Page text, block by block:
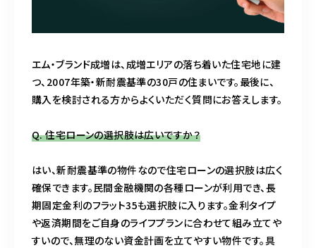
エム・ブランド成増は、成増エリアの落ち着いた住宅地に建
つ、2007年築・新耐震基準の30戸の住まいです。最後に、
購入を検討される方からよくいただく質問にお答えします。
Q. 住宅ローンの選択肢は広いですか？
はい、新耐震基準の物件なので住宅ローンの選択肢は広く
確保できます。民間金融機関の各種ローンが利用でき、長
期固定金利のフラット35も選択肢に入ります。金利タイプ
や返済期間をご自身のライフプランに合わせて組み立てや
すいので、無理のない資金計画を立てやすい物件です。具